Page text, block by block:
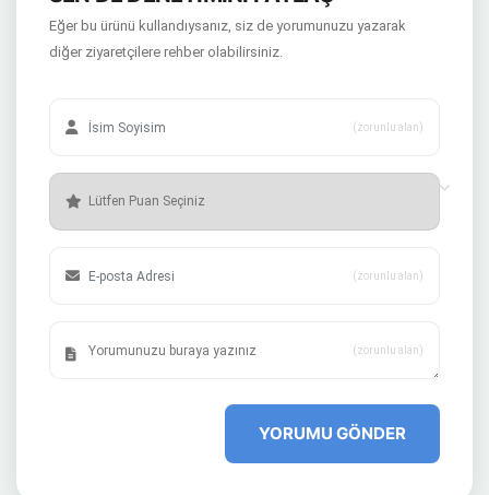
Eğer bu ürünü kullandıysanız, siz de yorumunuzu yazarak
diğer ziyaretçilere rehber olabilirsiniz.
(zorunlu alan)
(zorunlu alan)
(zorunlu alan)
YORUMU GÖNDER